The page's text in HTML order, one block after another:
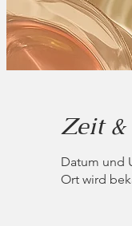
Zeit
Datum und
Ort wird